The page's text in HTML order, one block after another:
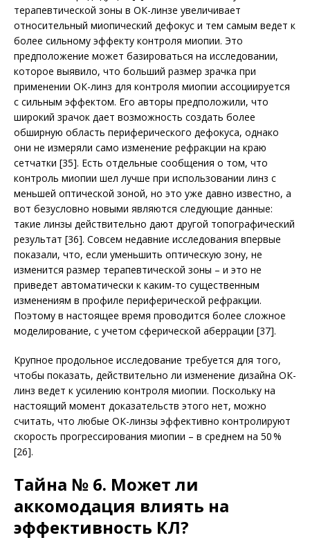
терапевтической зоны в ОК-линзе увеличивает
относительный миопический дефокус и тем самым ведет к
более сильному эффекту контроля мио­пии. Это
предположение может базироваться на исследовании,
которое выявило, что больший размер зрачка при
применении ОК-линз для контроля миопии ассоциируется
с сильным эффектом. Его авторы предположили, что
широкий зрачок дает возможность создать более
обширную область периферического дефокуса, однако
они не измеряли само изменение рефракции на краю
сетчатки [35]. Есть отдельные сообщения о том, что
контроль миопии шел лучше при использовании линз с
меньшей оптической зоной, но это уже давно известно, а
вот безусловно новыми являются следующие данные:
такие линзы действительно дают другой топографический
результат [36]. Совсем недавние исследования впервые
показали, что, если уменьшить оптическую зону, не
изменится размер терапевтической зоны – и это не
приведет автоматически к каким-то существенным
изменениям в профиле периферической рефракции.
Поэтому в настоящее время проводится более сложное
моделирование, с учетом сферической аберрации [37].
Крупное продольное исследование требуется для того,
чтобы показать, действительно ли изменение дизайна ОК-
линз ведет к усилению контроля миопии. Поскольку на
настоящий момент доказательств этого нет, можно
считать, что любые ОК-линзы эффективно контролируют
скорость прогрессирования миопии – в среднем на 50 %
[26].
Тайна № 6. Может ли
аккомодация влиять на
эффективность КЛ?